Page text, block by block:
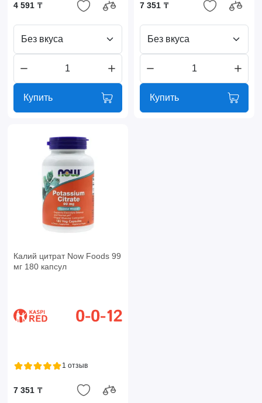
4 591 ₸
Без вкуса
Купить
7 351 ₸
Без вкуса
Купить
Калий цитрат Now Foods 99
мг 180 капсул
1 отзыв
7 351 ₸